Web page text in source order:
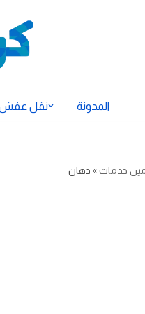
المدونة نقل
خدمات» دهان